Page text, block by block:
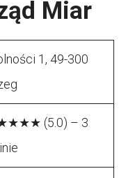
Miar
1, 49-300
(5.0) – 3